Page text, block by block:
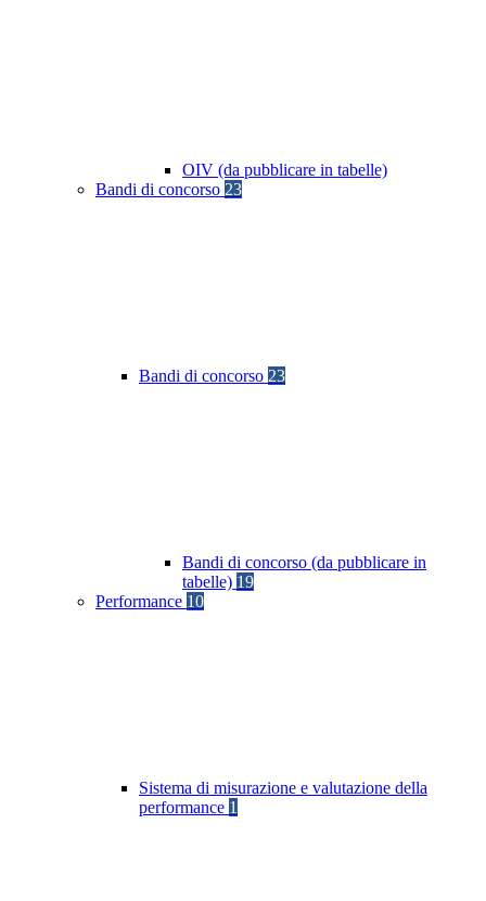
OIV (da pubblicare in tabelle)
Bandi di concorso 23
Bandi di concorso 23
Bandi di concorso (da pubblicare in
tabelle) 19
Performance 10
Sistema di misurazione e valutazione della
performance 1